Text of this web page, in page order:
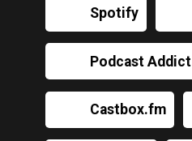
Spotify
Podcast Addict
Castbox.fm